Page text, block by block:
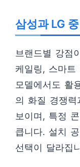
삼성과 LG
브랜드별 강점
케일링, 스마트
모델에서도 활
의 화질 경쟁
보이며, 특정
큽니다. 설치
선택이 달라집